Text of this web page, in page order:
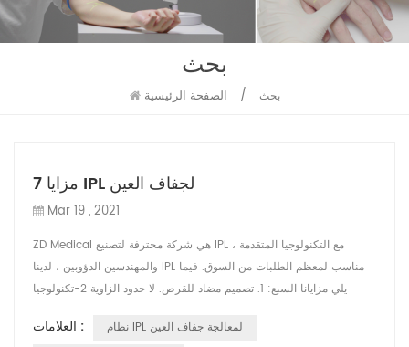
بحث
الصفحة الرئيسية / بحث
7 مزايا IPL لجفاف العين
Mar 19 , 2021
ZD Medical هي شركة محترفة لتصنيع IPL ، مع التكنولوجيا المتقدمة
والمهندسين الدؤوبين ، لدينا IPL مناسب لمعظم الطلبات من السوق. فيما
يلي مزايانا السبع: 1. تصميم مضاد للقرص. لا حدود الزاوية 2-تكنولوجيا
عمودية. سهل الحركة أثار أقدام صغيرة 4. رأس المعالجة المصممة هندسيا.
العلامات :
نظام IPL لمعالجة جفاف العين